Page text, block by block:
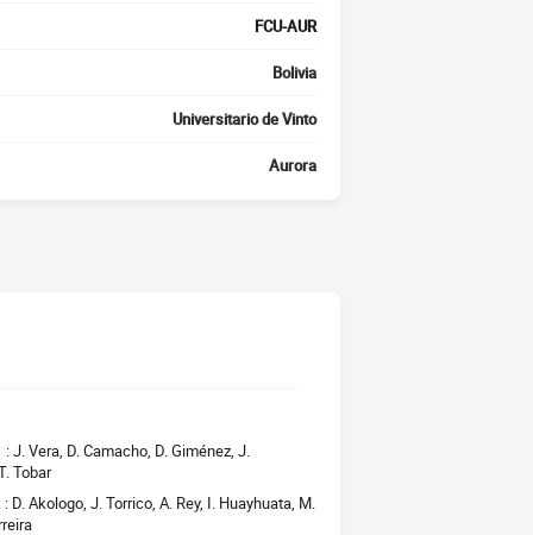
FCU-AUR
Bolivia
Universitario de Vinto
Aurora
Vera, D. Camacho, D. Giménez, J.
Tobar
Akologo, J. Torrico, A. Rey, I. Huayhuata, M.